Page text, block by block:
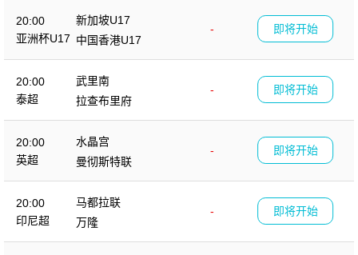
20:00
亚洲杯U17
新加坡U17
-
中国香港U17
即将开始
20:00
泰超
武里南
-
拉查布里府
即将开始
20:00
英超
水晶宫
-
曼彻斯特联
即将开始
20:00
印尼超
马都拉联
-
万隆
即将开始